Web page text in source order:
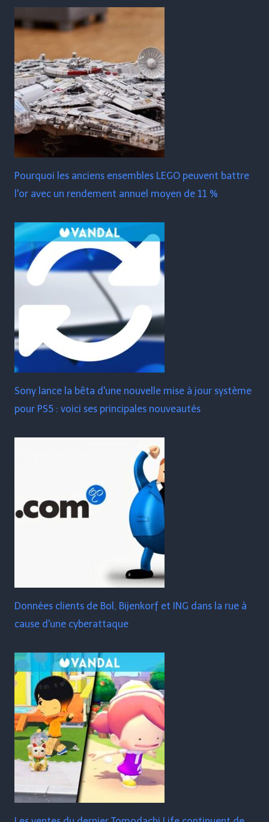
Pourquoi les anciens ensembles LEGO peuvent battre
l'or avec un rendement annuel moyen de 11 %
Sony lance la bêta d'une nouvelle mise à jour système
pour PS5 : voici ses principales nouveautés
Données clients de Bol, Bijenkorf et ING dans la rue à
cause d'une cyberattaque